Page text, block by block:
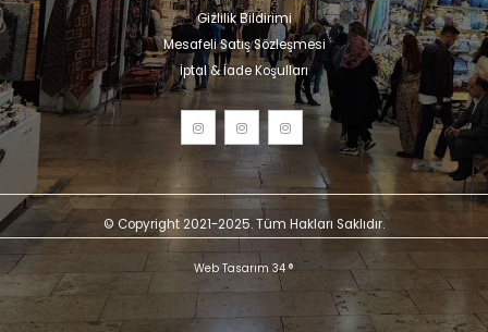
Gizlilik Bildirimi
Mesafeli Satış Sözleşmesi
İptal & İade Koşulları
© Copyright 2021-2025. Tüm Hakları Saklıdır.
Web Tasarım 34 ®